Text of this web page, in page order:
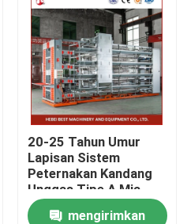
Unggas
Lapisan
Unggas
20-25 Tahun Umur
Lapisan Sistem
Peternakan Kandang
Unggas Tipe A Mia
mengirimkan